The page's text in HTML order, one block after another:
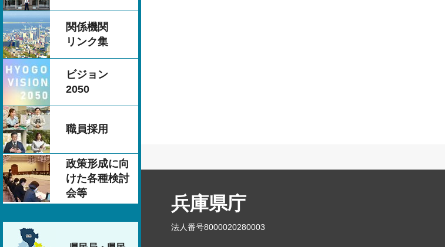
関係機関
リンク集
ビジョン
2050
職員採用
政策形成に向
けた各種検討
会等
兵庫県庁
法人番号8000020280003